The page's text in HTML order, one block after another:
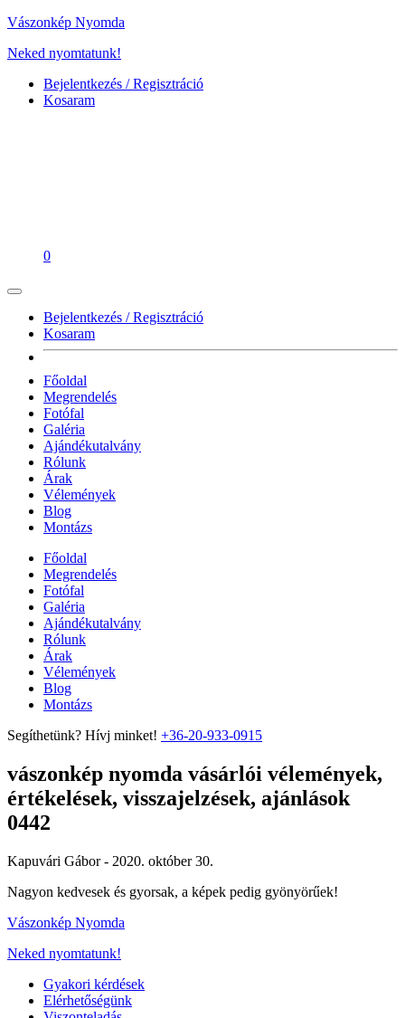
Vászonkép Nyomda
Neked nyomtatunk!
Bejelentkezés / Regisztráció
Kosaram
0
Bejelentkezés / Regisztráció
Kosaram
Főoldal
Megrendelés
Fotófal
Galéria
Ajándékutalvány
Rólunk
Árak
Vélemények
Blog
Montázs
Főoldal
Megrendelés
Fotófal
Galéria
Ajándékutalvány
Rólunk
Árak
Vélemények
Blog
Montázs
Segíthetünk? Hívj minket! +36-20-933-0915
vászonkép nyomda vásárlói vélemények,
értékelések, visszajelzések, ajánlások
0442
Kapuvári Gábor - 2020. október 30.
Nagyon kedvesek és gyorsak, a képek pedig gyönyörűek!
Vászonkép Nyomda
Neked nyomtatunk!
Gyakori kérdések
Elérhetőségünk